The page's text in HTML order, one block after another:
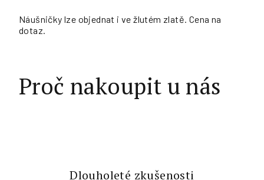
Náušničky lze objednat i ve žlutém zlatě. Cena na
dotaz.
Proč nakoupit u nás
Dlouholeté zkušenosti